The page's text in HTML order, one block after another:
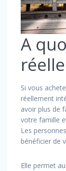
A
Si vous
réellement
avoir plus de
votre famille
Les
bénéficier de
Elle permet